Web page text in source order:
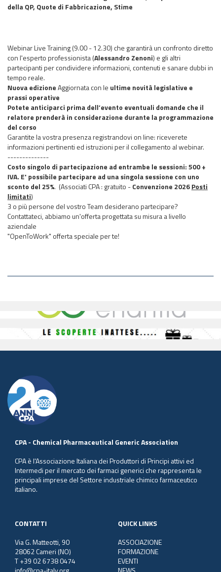
della QP, Quote di Fabbricazione, Stime
Webinar Live Training (9.00 - 12.30) che garantirà un confronto diretto
con l'esperto professionista (Alessandro Zenoni) e gli altri
partecipanti per condividere informazioni, contenuti e sanare dubbi in
tempo reale.
Nuova edizioneAggiornata con le ultime novità legislative e
prassi operative
Potete anticiparci prima dell’evento eventuali domande che il
relatore prenderà in considerazione durante la programmazione
del corso
Garantite la vostra presenza registrandovi on line: riceverete
informazioni pertinenti ed istruzioni per il collegamento al webinar.
--------------
Costo singolo di partecipazione ad entrambe le sessioni: 500 +
IVA. E' possibile partecipare ad una singola sessione con uno
sconto del 25%. (Associati CPA : gratuito -Convenzione 2026Posti
limitati)
3 o più persone del vostro Team desiderano partecipare?
Contattateci, abbiamo un'offerta progettata su misura a livello
aziendale
"OpenToWork" offerta speciale per te!
CPA - Chemical Pharmaceutical Generic Association
CPA è l'Associazione Italiana dei Produttori di Principi attivi ed
Intermedi per il mercato dei farmaci generici che rappresenta le
principali imprese del Settore industriale chimico farmaceutico
italiano.
CONTATTI
Via G. Matteotti, 90
28062 Cameri (NO)
T +39 02 6738 0474
QUICK LINKS
ASSOCIAZIONE
FORMAZIONE
EVENTI